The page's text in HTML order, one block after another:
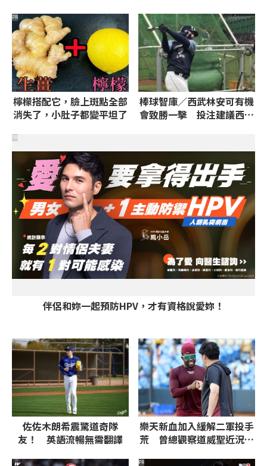
檸檬搭配它，臉上斑點全部
消失了，小肚子都變平坦了
PR
棒球智庫／西武林安可有機
會致勝一擊 投注建議西武
伴侶和妳一起預防HPV，才有資格說愛妳！
PR
佐佐木朗希震驚道奇隊
友！ 英語流暢無需翻譯
樂天新血加入緩解二軍投手
荒 曾總觀察道威聖近況：
PR